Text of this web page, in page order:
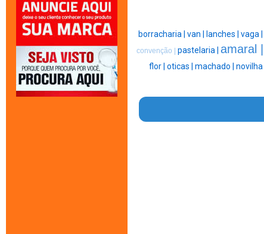
borracharia | van | lanches | vaga |
convenção | pastelaria | amaral |
flor | oticas | machado | novilha |